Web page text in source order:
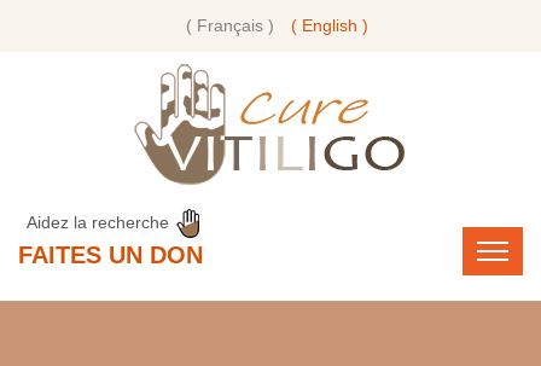
( Français ) ( English )
Aidez la recherche
FAITES UN DON